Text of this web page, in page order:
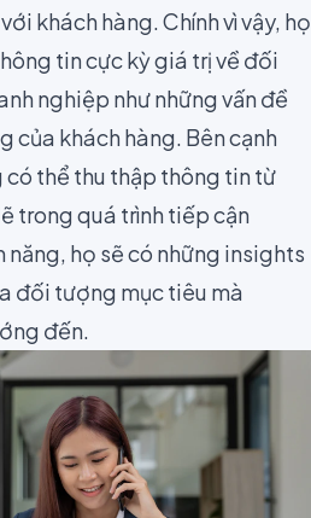
khách hàng. Chính vì vậy, họ
tin cực kỳ giá trị về đối
nghiệp như những vấn đề
của khách hàng. Bên cạnh
thể thu thập thông tin từ
trong quá trình tiếp cận
họ sẽ có những insights
đối tượng mục tiêu mà
đến.